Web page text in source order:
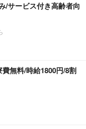
/サービス付き高齢者向
無料/時給1800円/8割